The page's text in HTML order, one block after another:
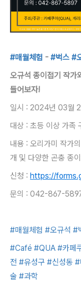
#매월체험 - #벅스 #
오규석 종이접기 작가
들어보자!
일시 : 2024년 03월
대상 : 초등 이상 가족
내용 : 오리가미 작가
개 및 다양한 곤충 종
신청 : https://
문의 : 042-867-
#매월체험 #오규석 #
#Café #QUA #카페
전 #유성구 #신성동 #
술 #과학